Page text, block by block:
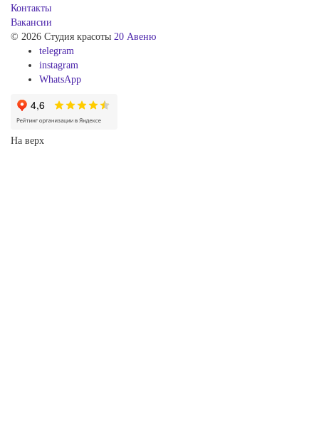
Контакты
Вакансии
© 2026 Студия красоты 20 Авеню
telegram
instagram
WhatsApp
На верх